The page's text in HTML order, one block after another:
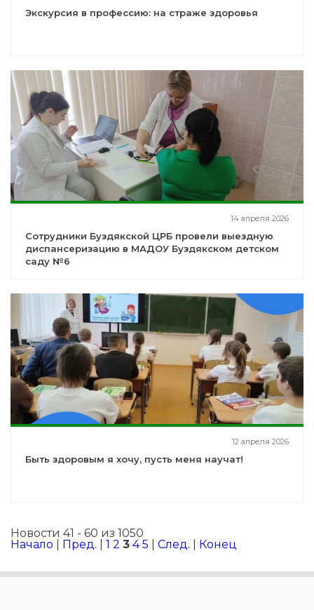
Экскурсия в профессию: на страже здоровья
14 апреля 2026
Сотрудники Буздякской ЦРБ провели выездную
диспансеризацию в МАДОУ Буздякском детском
саду №6
12 апреля 2026
Быть здоровым я хочу, пусть меня научат!
Новости 41 - 60 из 1050
Начало
Пред. 1 2 3 4 5 След. Конец